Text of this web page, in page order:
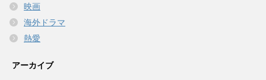
映画
海外ドラマ
熱愛
アーカイブ